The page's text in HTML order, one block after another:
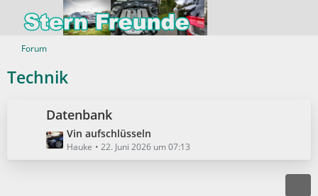
Forum
Technik
Datenbank
L
e
t
Vin aufschlüsseln
Hauke 22. Juni 2026 um 07:13